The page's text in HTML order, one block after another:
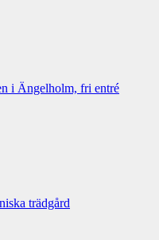
i Ängelholm, fri entré
trädgård